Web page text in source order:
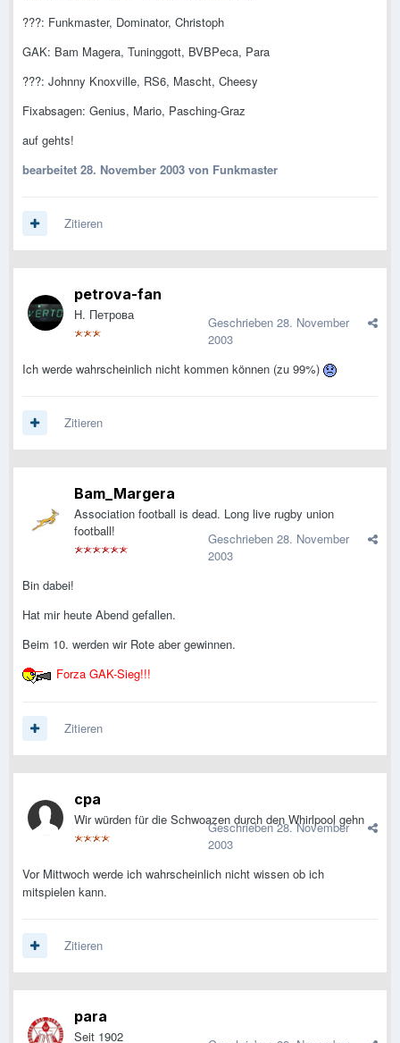
???: Funkmaster, Dominator, Christoph
GAK: Bam Magera, Tuninggott, BVBPeca, Para
???: Johnny Knoxville, RS6, Mascht, Cheesy
Fixabsagen: Genius, Mario, Pasching-Graz
auf gehts!
bearbeitet 28. November 2003 von Funkmaster
Zitieren
petrova-fan
Н. Петрова Geschrieben 28. November
2003
Ich werde wahrscheinlich nicht kommen können (zu 99%)
Zitieren
Bam_Margera
Association football is dead. Long live rugby union
football!
Geschrieben 28. November
2003
Bin dabei!
Hat mir heute Abend gefallen.
Beim 10. werden wir Rote aber gewinnen.
Forza GAK-Sieg!!!
Zitieren
cpa
Wir würden für die Schwoazen durch den Whirlpool gehn
Geschrieben28. November
2003
Vor Mittwoch werde ich wahrscheinlich nicht wissen ob ich
mitspielen kann.
Zitieren
para
Seit 1902